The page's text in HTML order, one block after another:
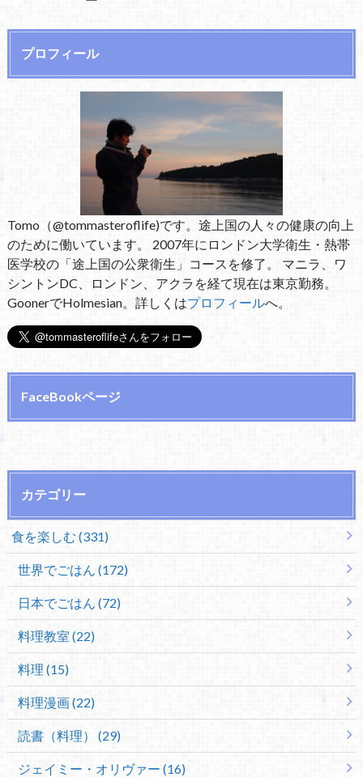
プロフィール
Tomo（@tommasteroflife)です。途上国の人々の健康の向上
のために働いています。 2007年にロンドン大学衛生・熱帯
医学校の「途上国の公衆衛生」コースを修了。 マニラ、ワ
シントンDC、ロンドン、アクラを経て現在は東京勤務。
GoonerでHolmesian。詳しくはプロフィールへ。
FaceBookページ
カテゴリー
食を楽しむ (331)
世界でごはん (172)
日本でごはん (72)
料理教室 (22)
料理 (15)
料理漫画 (22)
読書（料理） (29)
ジェイミー・オリヴァー (16)